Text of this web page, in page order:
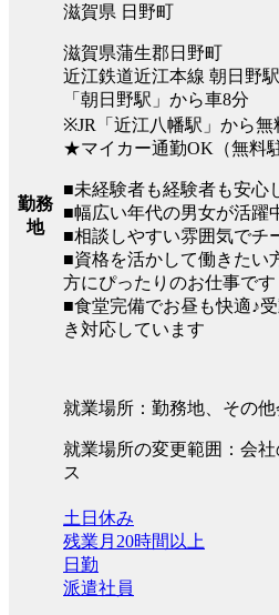
勤務
地
滋賀県 日野町
滋賀県蒲生郡日野町
近江鉄道近江本線 朝日野駅
「朝日野駅」から車8分
※JR「近江八幡駅」から無
★マイカー通勤OK（無料
■未経験者も経験者も安心
■幅広い年代の男女が活躍
■相談しやすい雰囲気でチ
■資格を活かして働きたい
方にぴったりのお仕事です
■食堂完備でお昼も快適♪
き対応しています
就業場所：勤務地、その
就業場所の変更範囲：会
ス
土日休み
残業月20時間以上
日勤
派遣社員